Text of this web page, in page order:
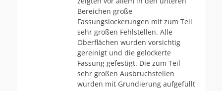
Bereichen große
Fassungslockerungen mit zum Teil
sehr großen Fehlstellen. Alle
Oberflächen wurden vorsichtig
gereinigt und die gelockerte
Fassung gefestigt. Die zum Teil
sehr großen Ausbruchstellen
wurden mit Grundierung aufgefüllt